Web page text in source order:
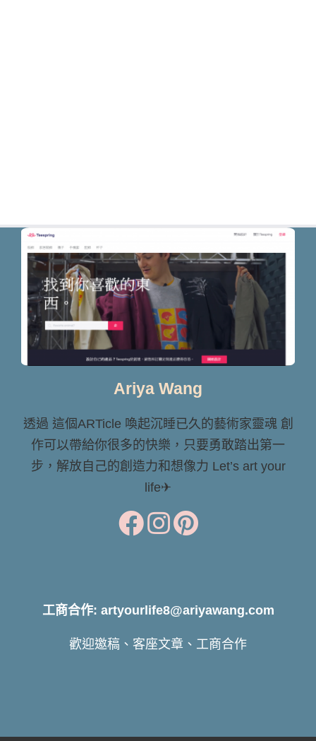
Ariya Wang
透過 這個ARTicle 喚起沉睡已久的藝術家靈魂 創
作可以帶給你很多的快樂，只要勇敢踏出第一
步，解放自己的創造力和想像力 Let’s art your
life✈
工商合作: artyourlife8@ariyawang.com
歡迎邀稿、客座文章、工商合作